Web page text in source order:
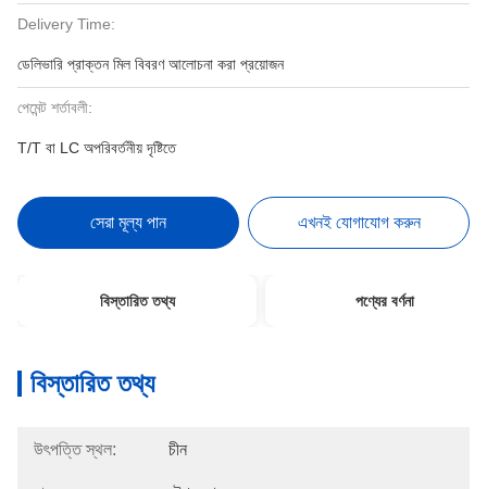
Delivery Time:
ডেলিভারি প্রাক্তন মিল বিবরণ আলোচনা করা প্রয়োজন
পেমেন্ট শর্তাবলী:
T/T বা LC অপরিবর্তনীয় দৃষ্টিতে
সেরা মূল্য পান এখনই যোগাযোগ করুন
বিস্তারিত তথ্য পণ্যের বর্ণনা
বিস্তারিত তথ্য
উৎপত্তি স্থল: চীন